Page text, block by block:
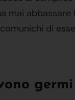
mai
di
germi